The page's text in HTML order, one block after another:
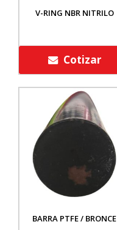
V-RING NBR NITRILO
Cotizar
BARRA PTFE / BRONCE